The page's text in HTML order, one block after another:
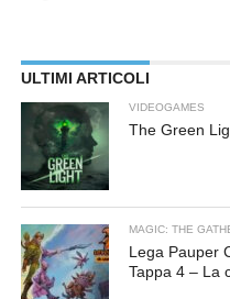
ULTIMI ARTICOLI
VIDEOGAMES
The Green
MAGIC: THE
Lega Pauper
Tappa 4 – La